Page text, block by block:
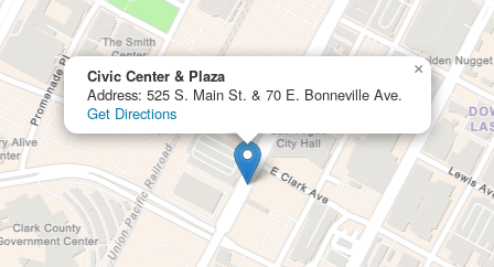
Civic Center & Plaza
Address: 525 S. Main St. & 70 E. Bonneville Ave.
Get Directions
×